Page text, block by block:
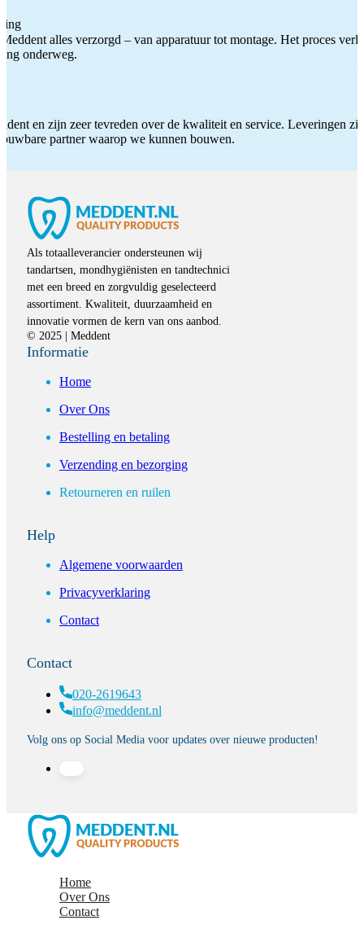
alles verzorgd – van apparatuur tot montage. Het proces
onderweg.
en zijn zeer tevreden over de kwaliteit en service. Leveringen
partner waarop we kunnen bouwen.
Als totaalleverancier ondersteunen wij
tandartsen, mondhygiënisten en tandtechnici
met een breed en zorgvuldig geselecteerd
assortiment. Kwaliteit, duurzaamheid en
innovatie vormen de kern van ons aanbod.
© 2025 | Meddent
Informatie
Home
Over Ons
Bestelling en betaling
Verzending en bezorging
Retourneren en ruilen
Help
Algemene voorwaarden
Privacyverklaring
Contact
Contact
020-2619643
info@meddent.nl
Volg ons op Social Media voor updates over nieuwe producten!
Home
Over Ons
Contact